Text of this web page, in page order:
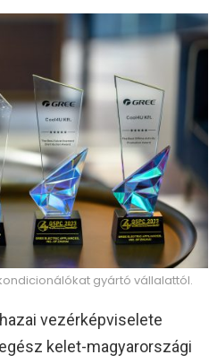
gyártó vállalattól.
vezérképviselete
kelet-magyarországi